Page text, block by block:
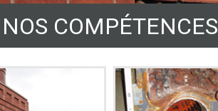
NOS COMPÉTENCES